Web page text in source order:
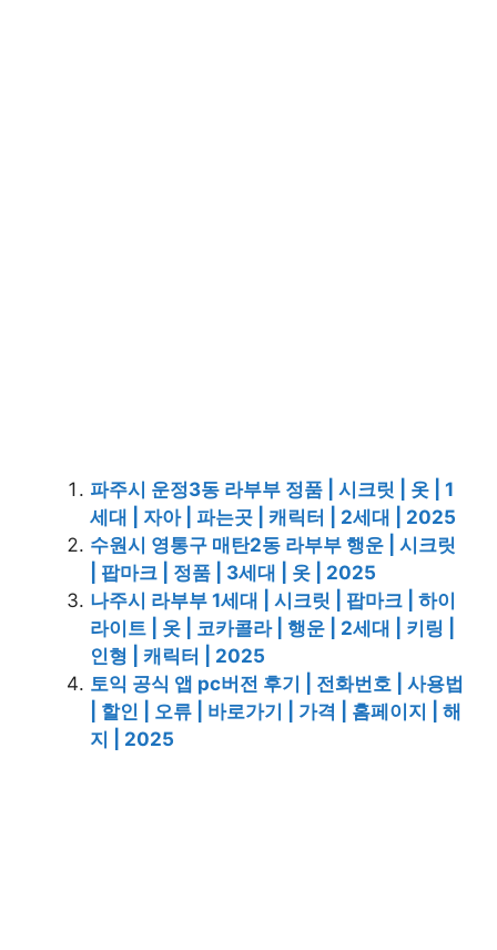
파주시 운정3동 라부부 정품 | 시크릿 | 옷 | 1
세대 | 자아 | 파는곳 | 캐릭터 | 2세대 | 2025
수원시 영통구 매탄2동 라부부 행운 | 시크릿
| 팝마크 | 정품 | 3세대 | 옷 | 2025
나주시 라부부 1세대 | 시크릿 | 팝마크 | 하이
라이트 | 옷 | 코카콜라 | 행운 | 2세대 | 키링 |
인형 | 캐릭터 | 2025
토익 공식 앱 pc버전 후기 | 전화번호 | 사용법
| 할인 | 오류 | 바로가기 | 가격 | 홈페이지 | 해
지 | 2025